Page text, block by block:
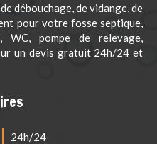
débouchage, de vidange, de
pour votre fosse septique,
WC, pompe de relevage,
un devis gratuit 24h/24 et
24h/24